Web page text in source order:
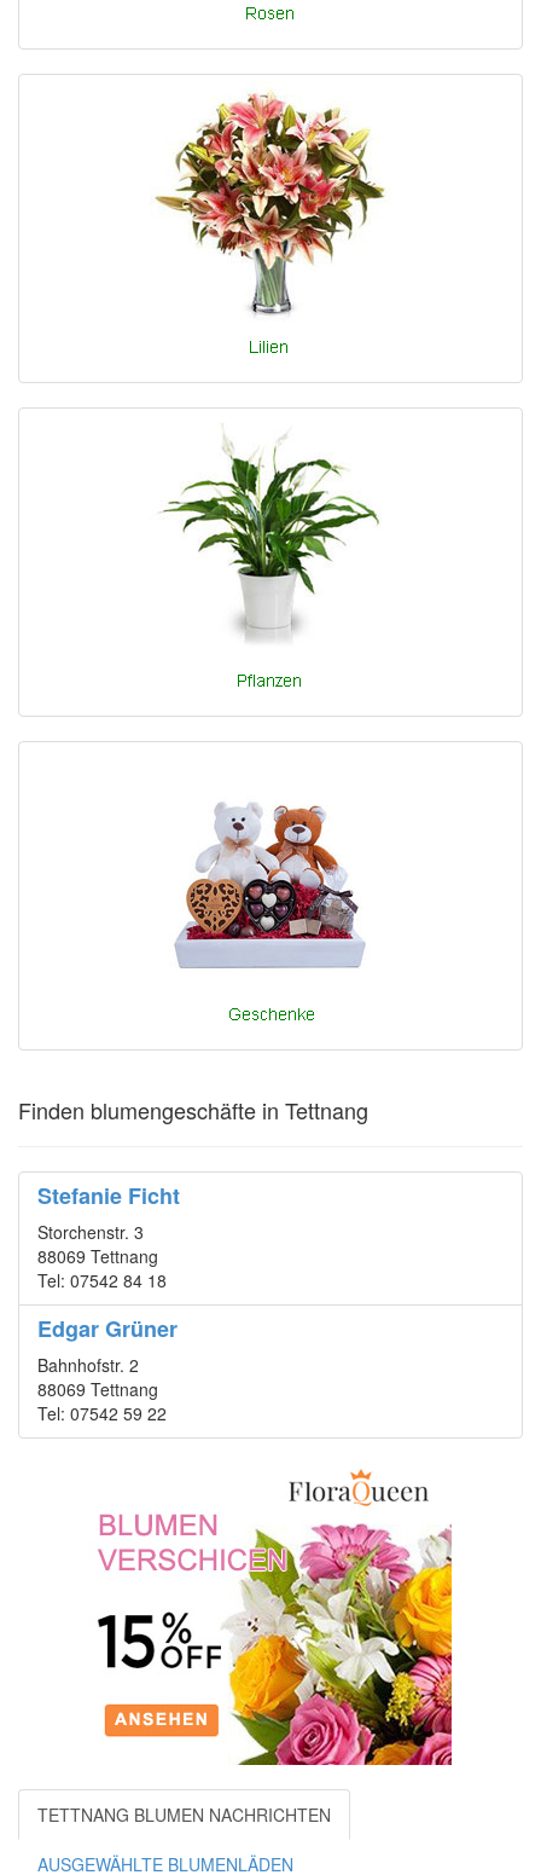
Finden blumengeschäfte in Tettnang
Stefanie Ficht
Storchenstr. 3
88069 Tettnang
Tel: 07542 84 18
Edgar Grüner
Bahnhofstr. 2
88069 Tettnang
Tel: 07542 59 22
TETTNANG BLUMEN NACHRICHTEN
AUSGEWÄHLTE BLUMENLÄDEN